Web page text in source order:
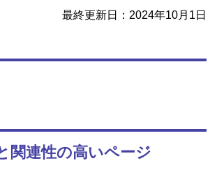
最終更新日：2024年10月1日
関連性の高いページ